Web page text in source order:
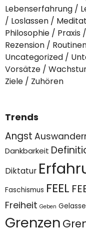
Lebenserfahrung
Loslassen
Philosophie
Praxis
Rezension
Uncategorized
Vorsätze
Ziele
Zuhören
Trends
Angst
Dankbarkeit
Diktatur
Faschismus FEEL
Freiheit Geben
Grenzen